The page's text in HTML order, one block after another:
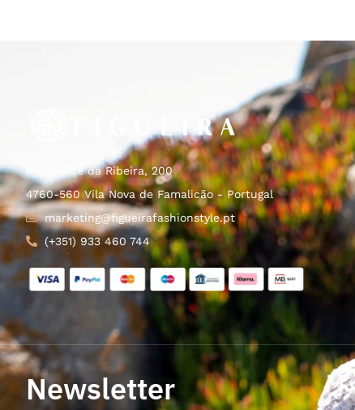
Rua Ponte da Ribeira, 200
4760-560 Vila Nova de Famalicão - Portugal
marketing@figueirafashionstyle.pt
(+351) 933 460 744
Newsletter